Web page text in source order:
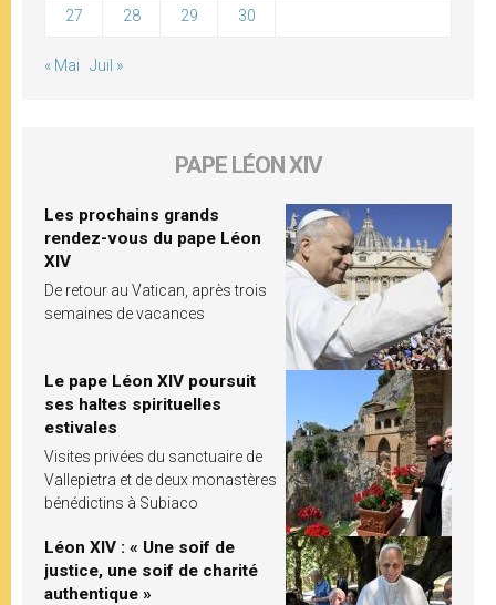
27 28 29 30
« Mai Juil »
PAPE LÉON XIV
Les prochains grands
rendez-vous du pape Léon
XIV
De retour au Vatican, après trois
semaines de vacances
Le pape Léon XIV poursuit
ses haltes spirituelles
estivales
Visites privées du sanctuaire de
Vallepietra et de deux monastères
bénédictins à Subiaco
Léon XIV : « Une soif de
justice, une soif de charité
authentique »